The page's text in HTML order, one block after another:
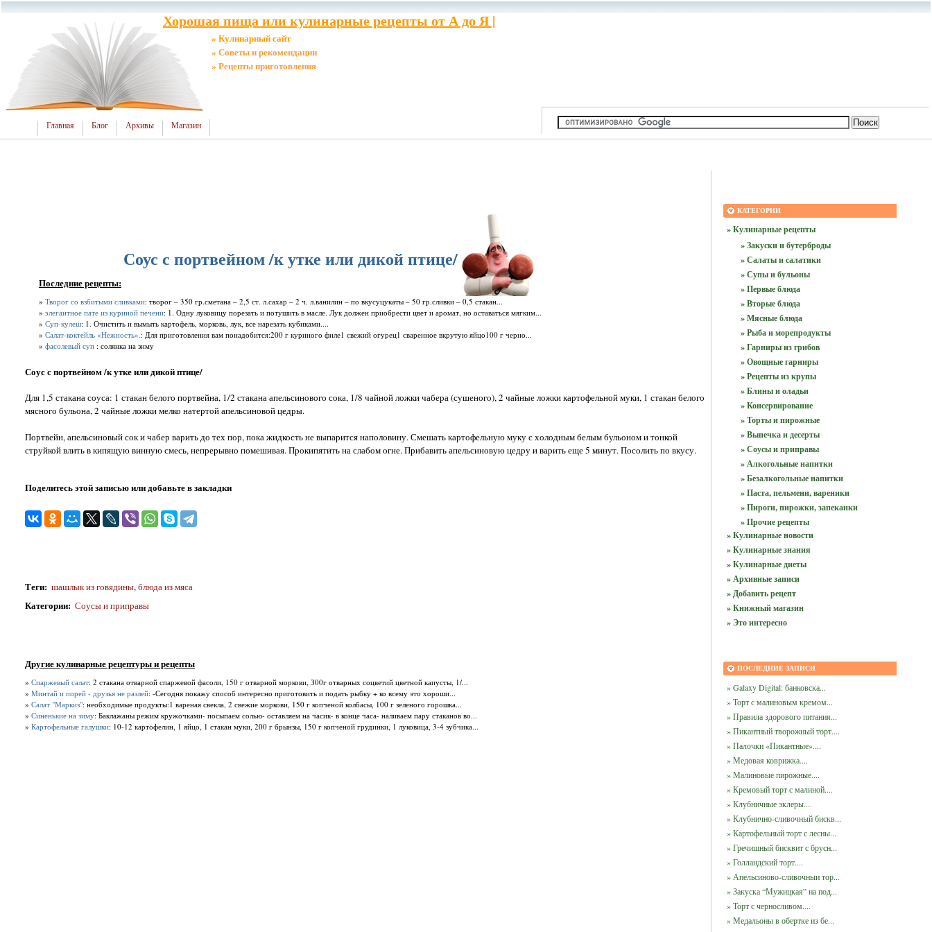
Хорошая пища или кулинарные рецепты от А до Я |
» Кулинарный сайт
» Советы и рекомендации
» Рецепты приготовления
Главная Блог Архивы Магазин
Соус с портвейном /к утке или дикой птице/
Последние рецепты:
» Творог со взбитыми сливками: творог – 350 гр.сметана – 2,5 ст. л.сахар – 2 ч. л.ванилин – по вкусуцукаты – 50 гр.сливки – 0,5 стакан...
» элегантное пате из куриной печени: 1. Одну луковицу порезать и потушить в масле. Лук должен приобрести цвет и аромат, но оставаться мягким...
» Суп-кулеш: 1. Очистить и вымыть картофель, морковь, лук, все нарезать кубиками....
» Салат-коктейль «Нежность». : Для приготовления вам понадобится:200 г куриного филе1 свежий огурец1 сваренное вкрутую яйцо100 г черно...
» фасолевый суп : солянка на зиму
Соус с портвейном /к утке или дикой птице/
Для 1,5 стакана соуса: 1 стакан белого портвейна, 1/2 стакана апельсинового сока, 1/8 чайной ложки чабера (сушеного), 2 чайные ложки картофельной муки, 1 стакан белого
мясного бульона, 2 чайные ложки мелко натертой апельсиновой цедры.
Портвейн, апельсиновый сок и чабер варить до тех пор, пока жидкость не выпарится наполовину. Смешать картофельную муку с холодным белым бульоном и тонкой
струйкой влить в кипящую винную смесь, непрерывно помешивая. Прокипятить на слабом огне. Прибавить апельсиновую цедру и варить еще 5 минут. Посолить по вкусу.
Поделитесь этой записью или добавьте в закладки
Теги: шашлык из говядины,блюда из мяса
Категории: Соусы и приправы
Другие кулинарные рецептуры и рецепты
» Спаржевый салат: 2 стакана отварной спаржевой фасоли, 150 г отварной моркови, З00г отварных соцветий цветной капусты, 1/...
» Минтай и порей - друзья не разлей: -Сегодня покажу способ интересно приготовить и подать рыбку + ко всему это хороши...
» Салат "Маркиз": необходимые продукты:1 вареная свекла, 2 свежие моркови, 150 г копченой колбасы, 100 г зеленого горошка...
» Синенькие на зиму: Баклажаны режим кружочками- посыпаем солью- оставляем на часик- в конце часа- наливаем пару стаканов во...
» Картофельные галушки: 10-12 картофелин, 1 яйцо, 1 стакан муки, 200 г брынзы, 150 г копченой грудинки, 1 луковица, 3-4 зубчика...
КАТЕГОРИИ
» Кулинарные рецепты
» Закуски и бутерброды
» Салаты и салатики
» Супы и бульоны
» Первые блюда
» Вторые блюда
» Мясные блюда
» Рыба и морепродукты
» Гарниры из грибов
» Овощные гарниры
» Рецепты из крупы
» Блины и оладьи
» Консервирование
» Торты и пирожные
» Выпечка и десерты
» Соусы и приправы
» Алкогольные напитки
» Безалкогольные напитки
» Паста, пельмени, вареники
» Пироги, пирожки, запеканки
» Прочие рецепты
» Кулинарные новости
» Кулинарные знания
» Кулинарные диеты
» Архивные записи
» Добавить рецепт
» Книжный магазин
» Это интересно
ПОСЛЕДНИЕ ЗАПИСИ
» Galaxy Digital: банковска...
» Торт с малиновым кремом...
» Правила здорового питания...
» Пикантный творожный торт....
» Палочки «Пикантные»....
» Медовая коврижка....
» Малиновые пирожные....
» Кремовый торт с малиной....
» Клубничные эклеры....
» Клубнично-сливочный бискв...
» Картофельный торт с лесны...
» Гречишный бисквит с брусн...
» Голландский торт....
» Апельсиново-сливочныи тор...
» Закуска “Мужицкая” на под...
» Торт с черносливом....
» Медальоны в обертке из бе...